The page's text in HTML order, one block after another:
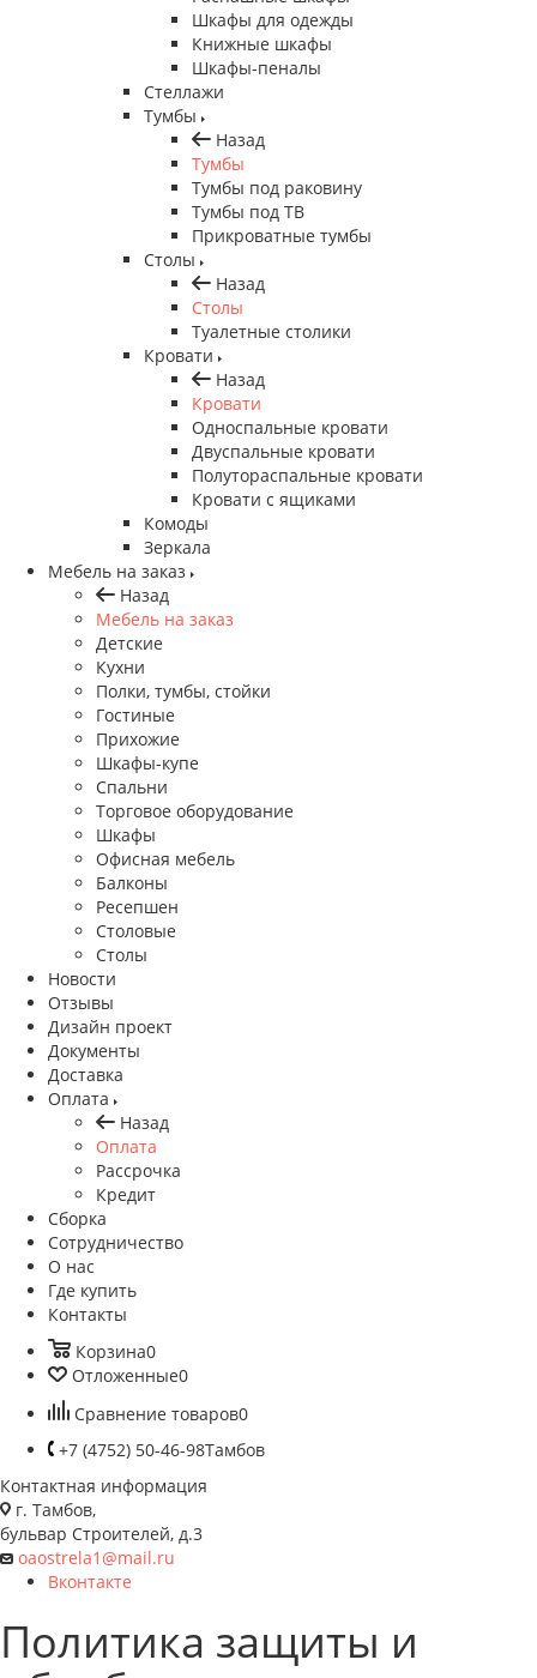
Шкафы для одежды
Книжные шкафы
Шкафы-пеналы
Стеллажи
Тумбы
Назад
Тумбы
Тумбы под раковину
Тумбы под ТВ
Прикроватные тумбы
Столы
Назад
Столы
Туалетные столики
Кровати
Назад
Кровати
Односпальные кровати
Двуспальные кровати
Полутораспальные кровати
Кровати с ящиками
Комоды
Зеркала
Мебель на заказ
Назад
Мебель на заказ
Детские
Кухни
Полки, тумбы, стойки
Гостиные
Прихожие
Шкафы-купе
Спальни
Торговое оборудование
Шкафы
Офисная мебель
Балконы
Ресепшен
Столовые
Столы
Новости
Отзывы
Дизайн проект
Документы
Доставка
Оплата
Назад
Оплата
Рассрочка
Кредит
Сборка
Сотрудничество
О нас
Где купить
Контакты
Корзина0
Отложенные0
Сравнение товаров0
+7 (4752) 50-46-98Тамбов
Контактная информация
г. Тамбов,
бульвар Строителей, д.3
oaostrela1@mail.ru
Вконтакте
Политика защиты и